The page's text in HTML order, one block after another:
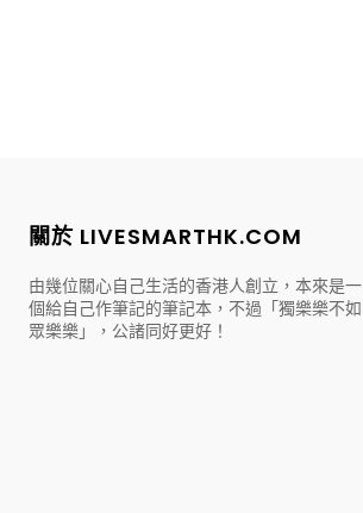
關於 LIVESMARTHK.COM
由幾位關心自己生活的香港人創立，本來是一
個給自己作筆記的筆記本，不過「獨樂樂不如
眾樂樂」，公諸同好更好！